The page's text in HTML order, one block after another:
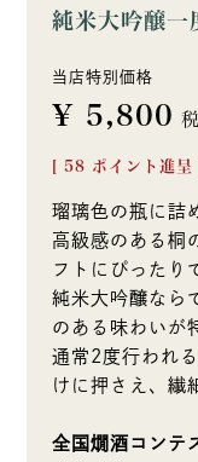
純米大吟醸
当店特別価格
¥ 5,800
58 ポイント進呈 ]
瑠璃色の瓶に詰
高級感のある桐
フトにぴったり
純米大吟醸なら
のある味わいが
通常2度行われ
けに押さえ、繊
全国燗酒コンテ